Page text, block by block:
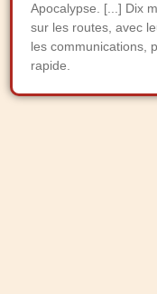
Apocalypse. [...] Dix
sur les routes, avec
les communications,
rapide.